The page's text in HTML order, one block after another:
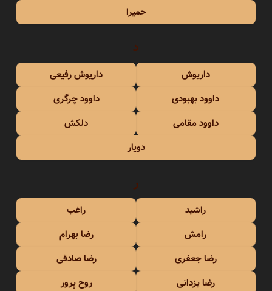
حمیرا
د
داریوش
داریوش رفیعی
داوود بهبودی
داوود چرگری
داوود مقامی
دلکش
دویار
ر
راشید
راغب
رامش
رضا بهرام
رضا جعفری
رضا صادقی
رضا یزدانی
روح پرور